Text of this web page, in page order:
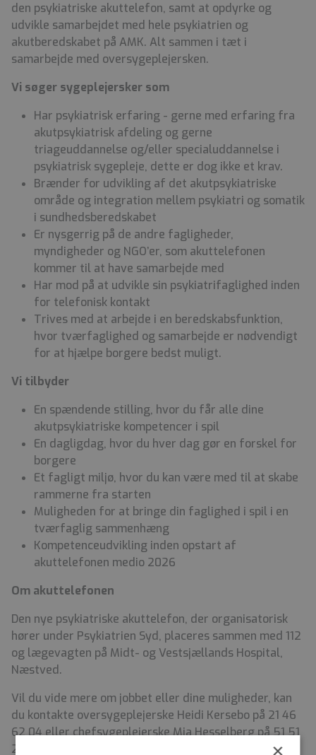
den psykiatriske akuttelefon, samt at opdyrke og
udvikle samarbejdet med hele psykiatrien og
akutberedskabet på AMK. Alt sammen i tæt i
samarbejde med oversygeplejersken.
Vi søger sygeplejersker som
Har psykiatrisk erfaring - gerne med erfaring fra
akutpsykiatrisk afdeling og gerne
triageuddannelse og/eller specialuddannelse i
psykiatrisk sygepleje, dette er dog ikke et krav.
Brænder for udvikling af det akutpsykiatriske
område og integration mellem psykiatri og somatik
i sundhedsberedskabet
Er nysgerrig på de andre fagligheder,
myndigheder og NGO’er, som akuttelefonen
kommer til at have samarbejde med
Har mod på at udvikle sin psykiatrifaglighed inden
for telefonisk kontakt
Trives med at arbejde i en beredskabsfunktion,
hvor tværfaglighed og samarbejde er nødvendigt
for at hjælpe borgere bedst muligt.
Vi tilbyder
En spændende stilling, hvor du får alle dine
akutpsykiatriske kompetencer i spil
En dagligdag, hvor du hver dag gør en forskel for
borgere
Et fagligt miljø, hvor du kan være med til at skabe
rammerne fra starten
Muligheden for at bringe din faglighed i spil i en
tværfaglig sammenhæng
Kompetenceudvikling inden opstart af
akuttelefonen medio 2026
Om akuttelefonen
Den nye psykiatriske akuttelefon, der organisatorisk
hører under Psykiatrien Syd, placeres sammen med 112
og lægevagten på Midt- og Vestsjællands Hospital,
Næstved.
Vil du vide mere om jobbet eller dine muligheder, kan
du kontakte oversygeplejerske Heidi Kersebo på 21 46
62 04 eller chefsygeplejerske Mia Hesselberg på 51 51
23 14.